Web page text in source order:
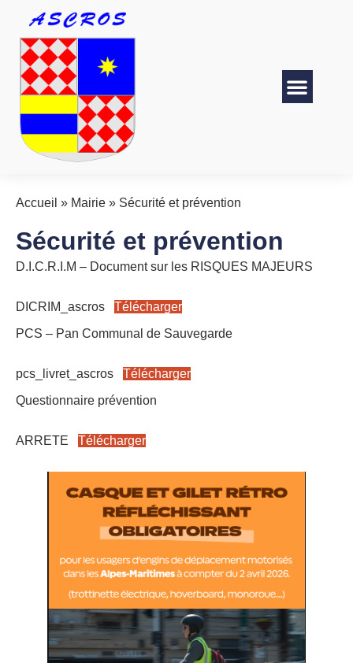
Accueil » Mairie » Sécurité et prévention
Sécurité et prévention
D.I.C.R.I.M – Document sur les RISQUES MAJEURS
DICRIM_ascros
Télécharger
PCS – Pan Communal de Sauvegarde
pcs_livret_ascros
Télécharger
Questionnaire prévention
ARRETE Télécharger